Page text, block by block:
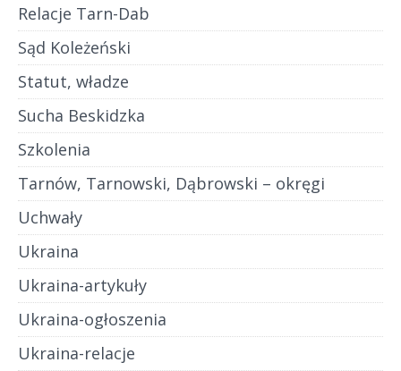
Relacje Tarn-Dab
Sąd Koleżeński
Statut, władze
Sucha Beskidzka
Szkolenia
Tarnów, Tarnowski, Dąbrowski – okręgi
Uchwały
Ukraina
Ukraina-artykuły
Ukraina-ogłoszenia
Ukraina-relacje